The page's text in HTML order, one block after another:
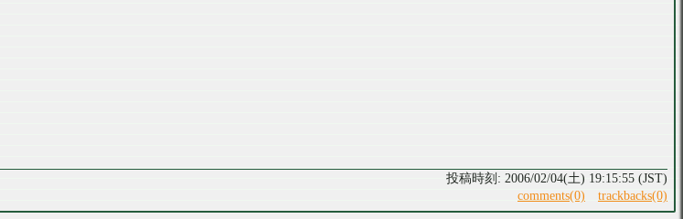
2006/02/04(土) 19:15:55 (JST)
comments(0)
trackbacks(0)